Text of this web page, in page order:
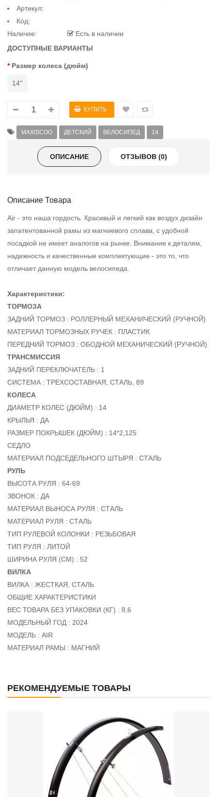
Артикул:
Код:
Наличие:
Есть в наличии
ДОСТУПНЫЕ ВАРИАНТЫ
Размер колеса (дюйм)
14''
MAXISCOO ДЕТСКИЙ ВЕЛОСИПЕД 14
ОПИСАНИЕ ОТЗЫВОВ (0)
Описание Товара
Air - это наша гордость. Красивый и легкий как воздух дизайн
запатентованной рамы из магниевого сплава, с удобной
посадкой не имеет аналогов на рынке. Внимание к деталям,
надежность и качественные комплектующие - это то, что
отличает данную модель велосипеда.
Характеристики:
ТОРМОЗА
ЗАДНИЙ ТОРМОЗ : РОЛЛЕРНЫЙ МЕХАНИЧЕСКИЙ (РУЧНОЙ)
МАТЕРИАЛ ТОРМОЗНЫХ РУЧЕК : ПЛАСТИК
ПЕРЕДНИЙ ТОРМОЗ : ОБОДНОЙ МЕХАНИЧЕСКИЙ (РУЧНОЙ)
ТРАНСМИССИЯ
ЗАДНИЙ ПЕРЕКЛЮЧАТЕЛЬ : 1
СИСТЕМА : ТРЕХСОСТАВНАЯ, СТАЛЬ, 89
КОЛЕСА
ДИАМЕТР КОЛЕС (ДЮЙМ) : 14
КРЫЛЬЯ : ДА
РАЗМЕР ПОКРЫШЕК (ДЮЙМ) : 14*2,125
СЕДЛО
МАТЕРИАЛ ПОДСЕДЕЛЬНОГО ШТЫРЯ : СТАЛЬ
РУЛЬ
ВЫСОТА РУЛЯ : 64-69
ЗВОНОК : ДА
МАТЕРИАЛ ВЫНОСА РУЛЯ : СТАЛЬ
МАТЕРИАЛ РУЛЯ : СТАЛЬ
ТИП РУЛЕВОЙ КОЛОНКИ : РЕЗЬБОВАЯ
ТИП РУЛЯ : ЛИТОЙ
ШИРИНА РУЛЯ (СМ) : 52
ВИЛКА
ВИЛКА : ЖЕСТКАЯ, СТАЛЬ
ОБЩИЕ ХАРАКТЕРИСТИКИ
ВЕС ТОВАРА БЕЗ УПАКОВКИ (КГ) : 8,6
МОДЕЛЬНЫЙ ГОД : 2024
МОДЕЛЬ : AIR
МАТЕРИАЛ РАМЫ : МАГНИЙ
РЕКОМЕНДУЕМЫЕ ТОВАРЫ